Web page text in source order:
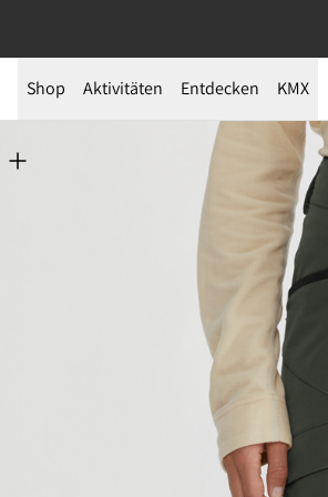
Shop Aktivitäten Entdecken KMX